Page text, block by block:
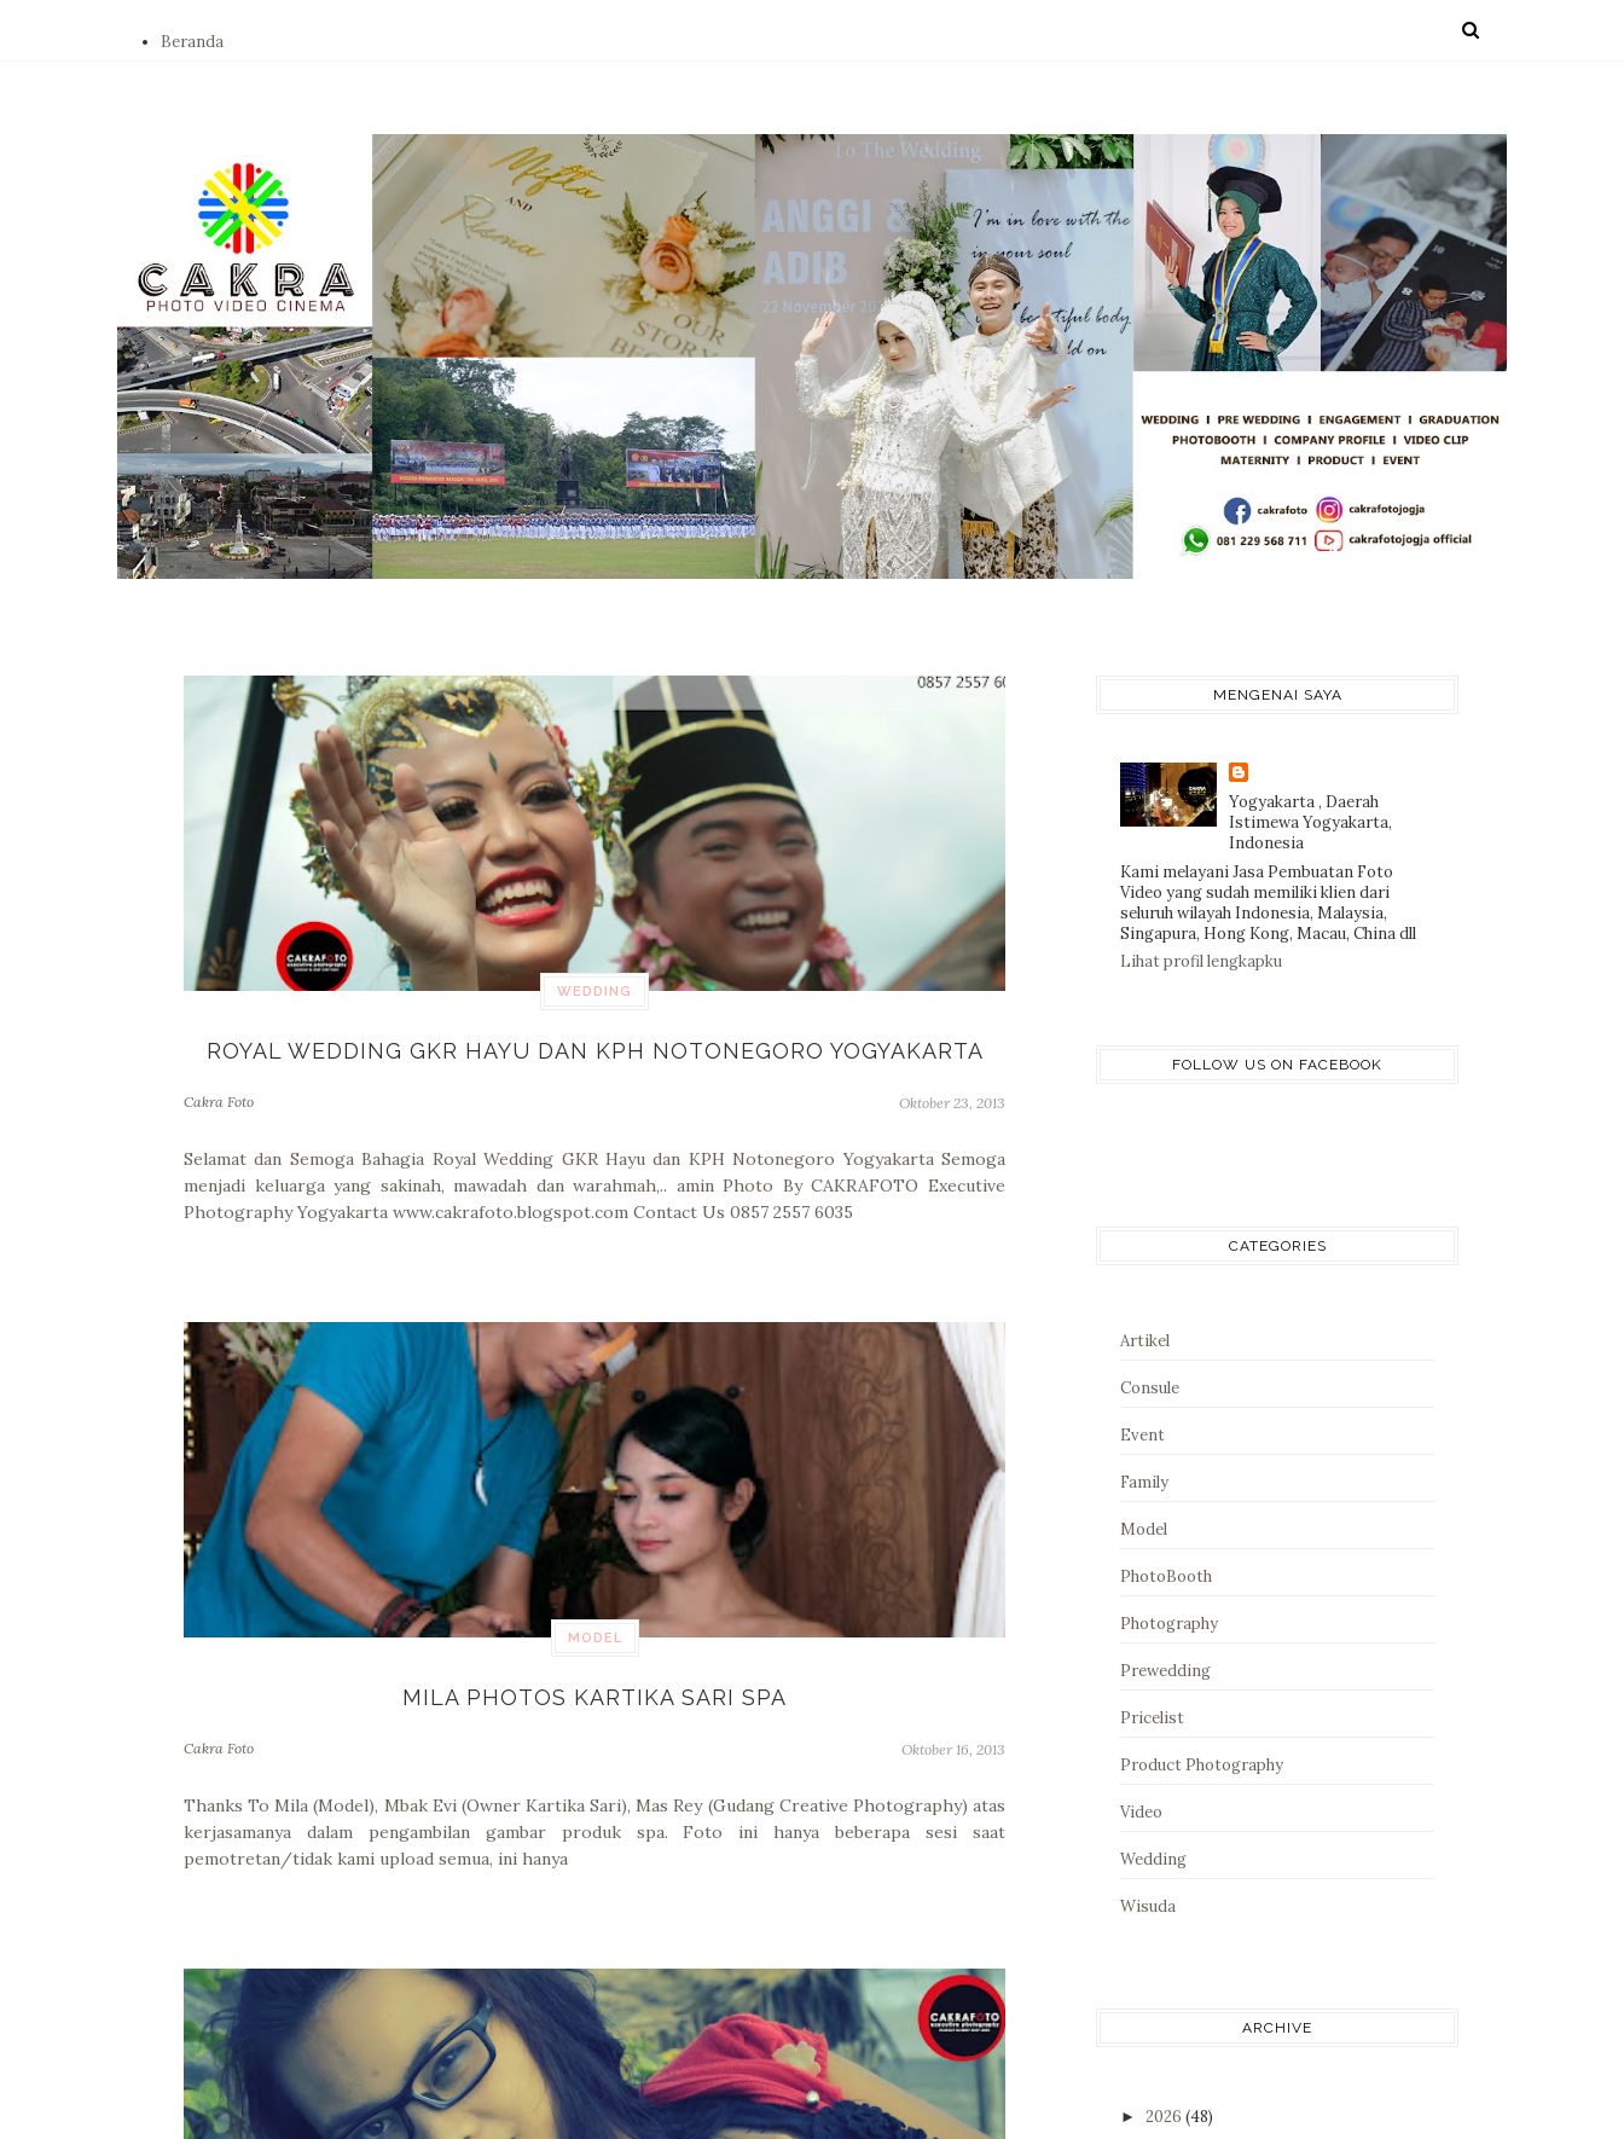
Beranda
WEDDING
ROYAL WEDDING GKR HAYU DAN KPH NOTONEGORO YOGYAKARTA
Cakra Foto Oktober 23, 2013
Selamat dan Semoga Bahagia Royal Wedding GKR Hayu dan KPH Notonegoro Yogyakarta Semoga
menjadi keluarga yang sakinah, mawadah dan warahmah,.. amin Photo By CAKRAFOTO Executive
Photography Yogyakarta www.cakrafoto.blogspot.com Contact Us 0857 2557 6035
MODEL
MILA PHOTOS KARTIKA SARI SPA
Cakra Foto Oktober 16, 2013
Thanks To Mila (Model), Mbak Evi (Owner Kartika Sari), Mas Rey (Gudang Creative Photography) atas
kerjasamanya dalam pengambilan gambar produk spa. Foto ini hanya beberapa sesi saat
pemotretan/tidak kami upload semua, ini hanya
MENGENAI SAYA
Yogyakarta , Daerah
Istimewa Yogyakarta,
Indonesia
Kami melayani Jasa Pembuatan Foto
Video yang sudah memiliki klien dari
seluruh wilayah Indonesia, Malaysia,
Singapura, Hong Kong, Macau, China dll
Lihat profil lengkapku
FOLLOW US ON FACEBOOK
CATEGORIES
Artikel
Consule
Event
Family
Model
PhotoBooth
Photography
Prewedding
Pricelist
Product Photography
Video
Wedding
Wisuda
ARCHIVE
► 2026 (48)